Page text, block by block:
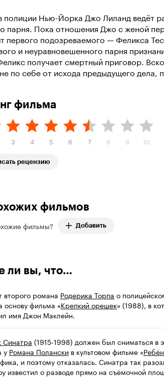
полиции Нью-Йорка Джо Лиланд ведёт
парня. Пока отношения Джо с женой
первого подозреваемого — Феликса
и неуравновешенного парня
получает смертный приговор.
по себе от исхода предыдущего дела,
фильма
3 4 5 6 7 8 9 10
рецензию
фильмов
фильмы? Добавить
ли вы, что…
романа Родерика Торпа о
основу фильма «Крепкий орешек» (1988), в
имя Джон Маклейн.
(1915-1998) должен был сниматься в
у Романа Полански в культовом фильме «
и поэтому отказалась. Синатра так
известил о разводе прямо на съёмочной